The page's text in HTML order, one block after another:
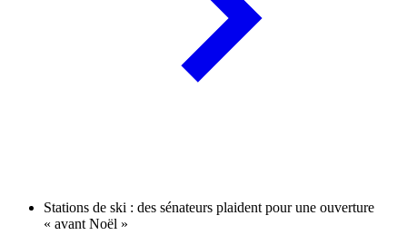
Stations de ski : des sénateurs plaident pour une ouverture
« avant Noël »